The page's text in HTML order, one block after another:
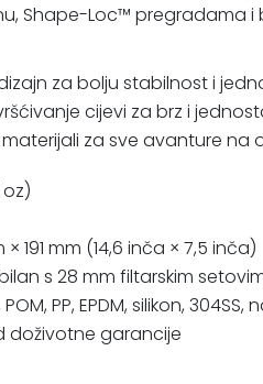
Shape-Loc™ pregradama
za bolju stabilnost i
cijevi za brz i
materijali za sve avanture na
191 mm (14,6 inča × 7,5 inča)
s 28 mm filtarskim
POM, PP, EPDM, silikon,
doživotne garancije